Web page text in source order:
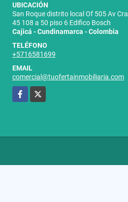
UBICACIÓN
San Roque distrito local Of 505 Av Cra
45 108 a 50 piso 6 Edifico Bosch
Cajicá - Cundinamarca - Colombia
TELÉFONO
+5716581699
EMAIL
comercial@tuofertainmobiliaria.com
Facebook